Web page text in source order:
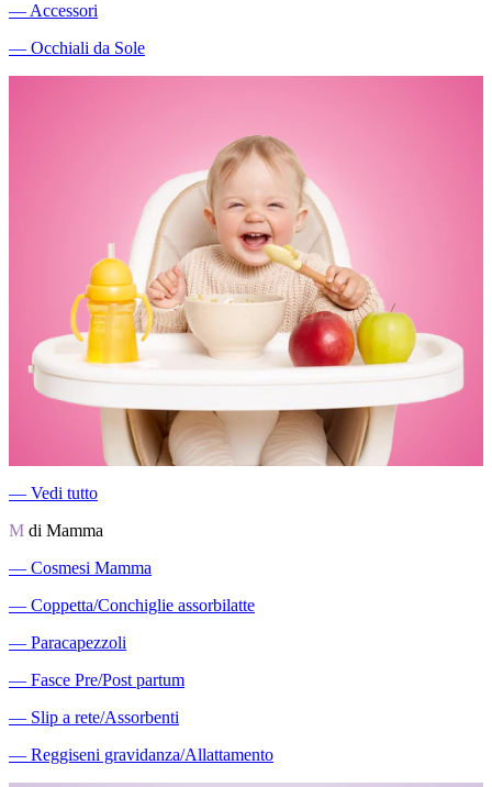
― Accessori
― Occhiali da Sole
― Vedi tutto
M di Mamma
― Cosmesi Mamma
― Coppetta/Conchiglie assorbilatte
― Paracapezzoli
― Fasce Pre/Post partum
― Slip a rete/Assorbenti
― Reggiseni gravidanza/Allattamento